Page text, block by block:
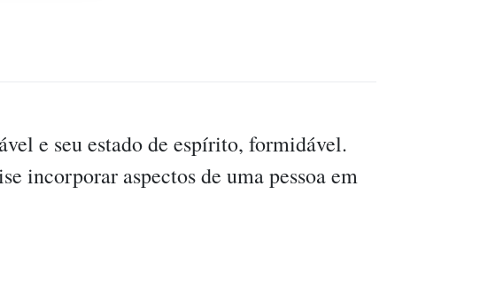
e seu estado de espírito, formidável.
incorporar aspectos de uma pessoa em